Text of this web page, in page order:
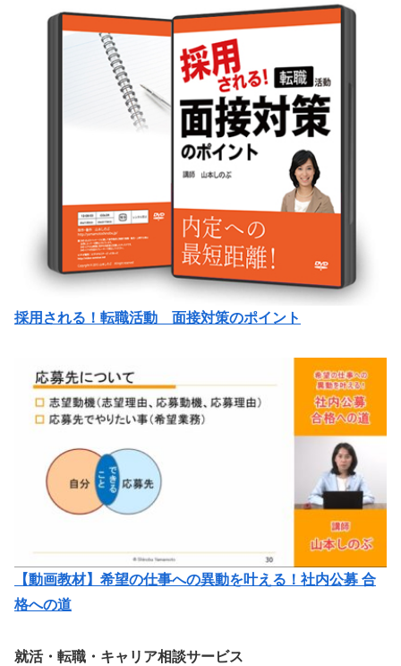
採用される！転職活動 面接対策のポイント
【動画教材】希望の仕事への異動を叶える！社内公募 合
格への道
就活・転職・キャリア相談サービス